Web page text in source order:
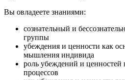
Вы овладеете знаниями:
сознательный и
группы
убеждения и ценности как
мышления индивида
роль убеждений и ценностей
процессов